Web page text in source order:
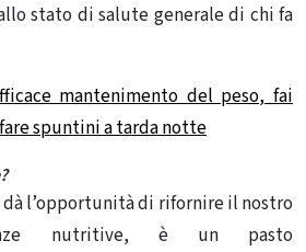
stato di salute generale di chi fa
mantenimento del peso, fai
spuntini a tarda notte
dà l’opportunità di rifornire il nostro
nutritive, è un pasto